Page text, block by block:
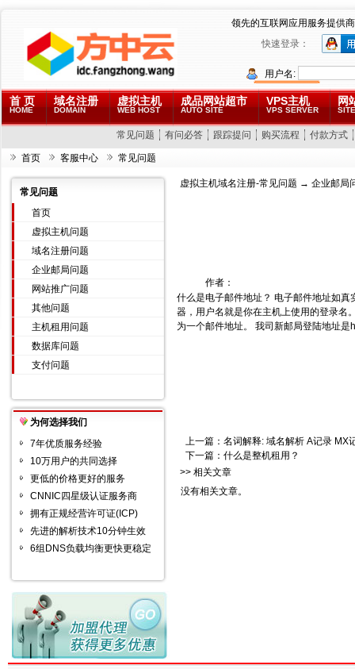
领先的互联网应用服务提供商
快速登录：
用户名:
首 页
HOME
域名注册
DOMAIN
虚拟主机
WEB HOST
成品网站超市
AUTO SITE
VPS主机
VPS SERVER
网
常见问题 有问必答 跟踪提问 购买流程 付款方式
首页 客服中心 常见问题
常见问题
首页
虚拟主机问题
域名注册问题
企业邮局问题
网站推广问题
其他问题
主机租用问题
数据库问题
支付问题
为何选择我们
7年优质服务经验
10万用户的共同选择
更低的价格更好的服务
CNNIC四星级认证服务商
拥有正规经营许可证(ICP)
先进的解析技术10分钟生效
6组DNS负载均衡更快更稳定
虚拟主机域名注册-常见问题 → 企业邮局
作者：
什么是电子邮件地址？ 电子邮件地址如
器，用户名就是你在主机上使用的登录名
为一个邮件地址。 我司新邮局登陆地址
上一篇： 名词解释: 域名解析 A记录 MX
下一篇： 什么是整机租用？
>> 相关文章
没有相关文章。